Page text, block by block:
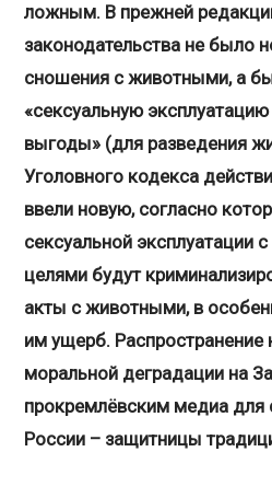
ложным. В прежней
законодательства не было
сношения с животными, а
«сексуальную
выгоды» (для разведения
Уголовного кодекса
ввели новую, согласно
сексуальной эксплуатации
целями будут
акты с животными, в
им ущерб. Распространение
моральной деградации на
прокремлёвским медиа для
России – защитницы